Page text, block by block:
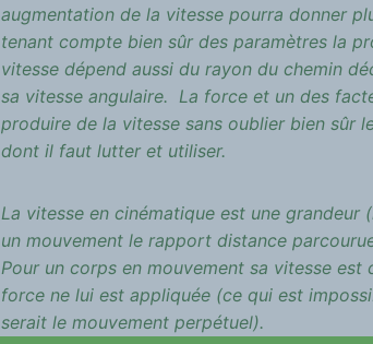
augmentation de la vitesse pourra donner
tenant compte bien sûr des paramètres la
vitesse dépend aussi du rayon du chemin
sa vitesse angulaire. La force et un des
produire de la vitesse sans oublier bien sûr
dont il faut lutter et utiliser.
La vitesse en cinématique est une grandeur
un mouvement le rapport distance
Pour un corps en mouvement sa vitesse est
force ne lui est appliquée (ce qui est
serait le mouvement perpétuel).